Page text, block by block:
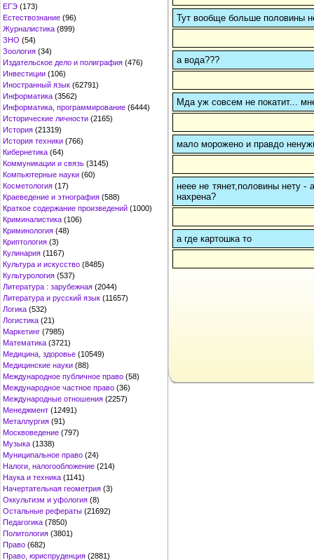
ЕГЭ (173)
Естествознание (96)
Журналистика (899)
ЗНО (54)
Зоология (34)
Издательское дело и полиграфия (476)
Инвестиции (106)
Иностранный язык (62791)
Информатика (3562)
Информатика, программирование (6444)
Исторические личности (2165)
История (21319)
История техники (766)
Кибернетика (64)
Коммуникации и связь (3145)
Компьютерные науки (60)
Косметология (17)
Краеведение и этнография (588)
Краткое содержание произведений (1000)
Криминалистика (106)
Криминология (48)
Криптология (3)
Кулинария (1167)
Культура и искусство (8485)
Культурология (537)
Литература : зарубежная (2044)
Литература и русский язык (11657)
Логика (532)
Логистика (21)
Маркетинг (7985)
Математика (3721)
Медицина, здоровье (10549)
Медицинские науки (88)
Международное публичное право (58)
Международное частное право (36)
Международные отношения (2257)
Менеджмент (12491)
Металлургия (91)
Москвоведение (797)
Музыка (1338)
Муниципальное право (24)
Налоги, налогообложение (214)
Наука и техника (1141)
Начертательная геометрия (3)
Оккультизм и уфология (8)
Остальные рефераты (21692)
Педагогика (7850)
Политология (3801)
Право (682)
Право, юриспруденция (2881)
Тут вообще больше половины
а вода???
Мда уж совсем не покатит...
мало морожено и правдо
неее не тянет,половины нету -
нахрена?
а где картошка то